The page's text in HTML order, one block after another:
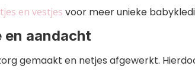
en vestjes voor meer unieke
en aandacht
gemaakt en netjes afgewerkt.